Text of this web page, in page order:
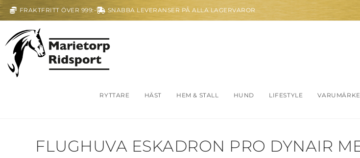
FRAKTFRITT ÖVER 999:- SNABBA LEVERANSER PÅ ALLA LAGERVAROR
RYTTARE HÄST HEM & STALL HUND LIFESTYLE
FLUGHUVA ESKADRON PRO DYNAIR